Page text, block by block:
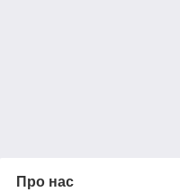
Про нас